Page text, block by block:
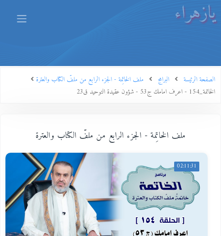
يازهراء
الصفحة الرئيسة البرامج
ملف الخاتِمة - الجزء الرابع من ملفّ الكتاب والعترة
الخاتمة_154 - اعرف امامك ج53 - شؤون عقيدة التوحيد ق23
ملف الخاتِمة - الجزء الرابع من ملفّ الكتاب والعترة
02:11:31